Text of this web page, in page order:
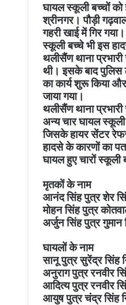
घायल स्कूली बच्चों को
श्रीनगर। पौड़ी
गहरी खाई में गिर
स्कूली बच्चे भी इस
थलीसैंण थाना प्रभारी
थी। इसके बाद पुलिस
का कार्य शुरू किया
जाया गया।
थलीसैंण थाना
अन्य चार घायल स्कूली
जिसके हायर सेंटर
हादसे के कारणों का
घायल हुए चारों
मृतकों के नाम
आनंद सिंह पुत्र शेर
मोहन सिंह पुत्र
अर्जुन सिंह पुत्र गुमान
घायलों के नाम
सानू पुत्र सुरेंद्र सिंह
अनुराग पुत्र रनवीर
आदित्य पुत्र रनवीर
आयुष पुत्र चंद्र सिंह